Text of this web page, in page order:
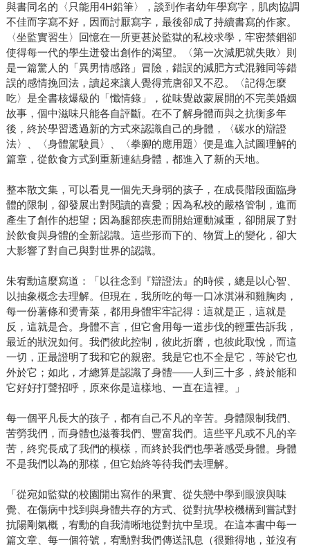
與書同名的〈只能用4H鉛筆〉，談到作者幼年學寫字，肌肉協調
不佳而字寫不好，因而討厭寫字，最後卻成了持續書寫的作家。
〈坐監實習生〉回憶在一所更甚於監獄的私校求學，牢密禁錮卻
使得每一代的學生迸發出創作的渴望。〈第一次減肥就失敗〉則
是一篇驚人的「異男情感路」冒險，錯誤的減肥方式混雜同等錯
誤的感情挽回法，讀起來讓人覺得荒唐卻又不忍。〈記得怎麼
吃〉是全書核爆級的「懺情錄」，從味覺啟蒙展開的不完美婚姻
故事，個中滋味只能各自評斷。在不了解身體而與之抗衡多年
後，終於學習透過新的方式來認識自己的身體，〈碳水的辯證
法〉、〈身體駕駛員〉、〈拳腳的應用題〉便是進入試圖理解的
篇章，從飲食方式到重新連結身體，都進入了新的天地。
整本散文集，可以看見一個先天身弱的孩子，在成長階段面臨身
體的限制，卻發展出對閱讀的喜愛；因為私校的嚴格管制，進而
產生了創作的想望；因為腿部疾患而開始運動減重，卻開展了對
於飲食與身體的全新認識。這些形而下的、物質上的變化，卻大
大影響了對自己與對世界的認識。
朱宥勳這麼寫道：「以往念到『辯證法』的時候，總是以心智、
以抽象概念去理解。但現在，我所吃的每一口冰淇淋和雞胸肉，
每一份薯條和燙青菜，都用身體牢牢記得：這就是正，這就是
反，這就是合。身體不言，但它會用每一道步伐的輕重告訴我，
最近的狀況如何。我們彼此控制，彼此折磨，也彼此取悅，而這
一切，正最證明了我和它的親密。我是它也不全是它，等於它也
外於它；如此，才總算是認識了身體——人到三十多，終於能和
它好好打聲招呼，原來你是這樣地、一直在這裡。」
每一個平凡長大的孩子，都有自己不凡的辛苦。身體限制我們、
苦勞我們，而身體也滋養我們、豐富我們。這些平凡或不凡的辛
苦，終究長成了我們的模樣，而終於我們也學著感受身體。身體
不是我們以為的那樣，但它始終等待我們去理解。
「從宛如監獄的校園開出寫作的果實、從失戀中學到眼淚與味
覺、在傷病中找到與身體共存的方式、從對抗學校機構到嘗試對
抗陽剛氣概，宥勳的自我清晰地從對抗中呈現。在這本書中每一
篇文章、每一個符號，宥勳對我們傳送訊息（很難得地，並沒有